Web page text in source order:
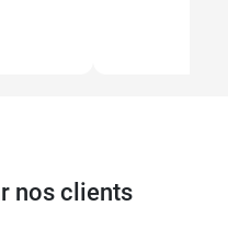
nos clients